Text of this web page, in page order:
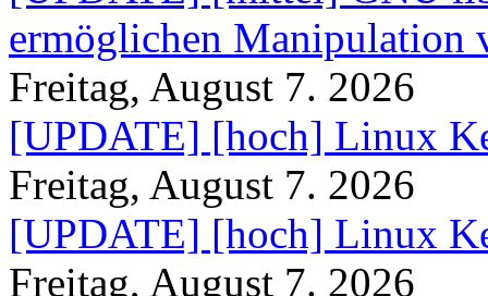
ermöglichen Manipulation
Freitag, August 7. 2026
[UPDATE] [hoch] Linux
Freitag, August 7. 2026
[UPDATE] [hoch] Linux
Freitag, August 7. 2026